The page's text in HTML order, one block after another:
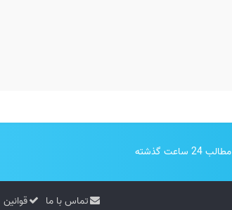
مطالب 24 ساعت گذشته
قوانین تماس با ما